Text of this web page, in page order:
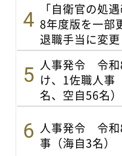
「自衛官の処
8年度版を一部
退職手当に変更
人事発令 令和
け、1佐職人事
名、空自56名）
人事発令 令和
事（海自3名）